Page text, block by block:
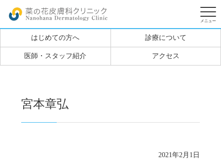
はじめての方へ 診療について
医師・スタッフ紹介 アクセス
宮本章弘
2021年2月1日